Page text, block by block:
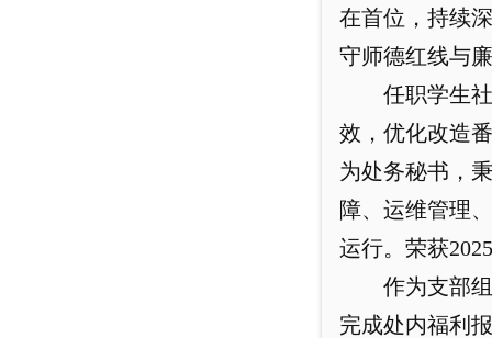
在首位，持续
守师德红线与
任职学生
效，优化改造
为处务秘书，
障、运维管理
运行。荣获
作为支部
完成处内福利